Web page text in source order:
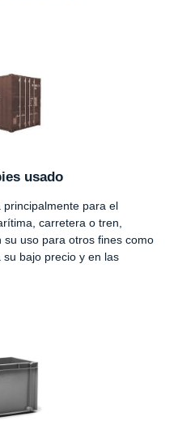
usado
para el
carretera o tren,
uso para otros fines como
bajo precio y en las